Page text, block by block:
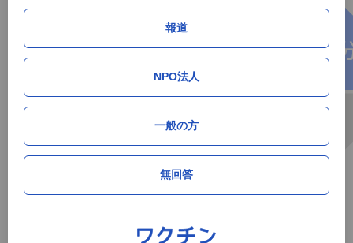
報道
NPO法人
一般の方
無回答
2026年5月 43位
2026年6月 18.2% 0.5% 113人 43位
サマリー（高校一年生相当）
0.4%